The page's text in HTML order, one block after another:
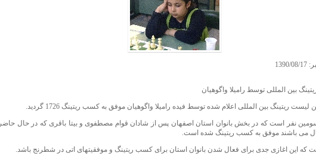
17
بین المللی توسط رامیلا واگوهیان
لیست ریتینگ بین المللی اعلام شده توسط فیده رامیلا واگوهیان موفق به کسب ریتینگ 1726 گردید.
سومین نفر است که در بخش بانوان استان اصفهان پس از شادان قوام مصطفوی و بیتا باقری که در حال حاضر
می باشند موفق به کسب ریتینگ شده است.
که این اغازی جدی برای فعال شدن بانوان استان برای کسب ریتینگ و موفقیتهای اتی در شطرنج باشد.